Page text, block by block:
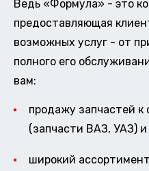
Ведь «Формула» - это
предоставляющая
возможных услуг - от
полного его
вам:
продажу запчастей
(запчасти ВАЗ, УАЗ)
широкий